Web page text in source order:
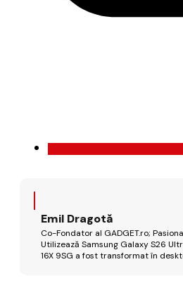
Emil Dragotă
Co-Fondator al GADGET.ro;
Utilizează Samsung Galaxy S26
16X 9SG a fost transformat în